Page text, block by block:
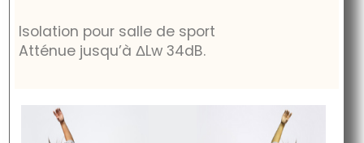
Isolation pour salle de sport
Atténue jusqu’àΔLw 34dB.